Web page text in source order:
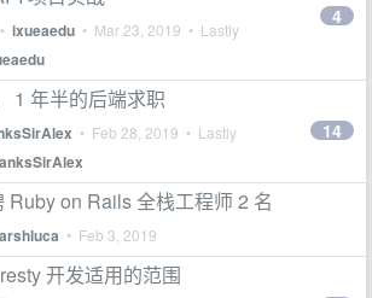
• ixueaedu • Mar 23, 2019 • Lastly
4
1 年半的后端求职
• Feb 28, 2019 • Lastly
14
Ruby on Rails 全栈工程师 2 名
• Feb 3, 2019
开发适用的范围